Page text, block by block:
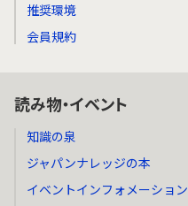
推奨環境
会員規約
読み物・イベント
知識の泉
ジャパンナレッジの本
イベントインフォメーション